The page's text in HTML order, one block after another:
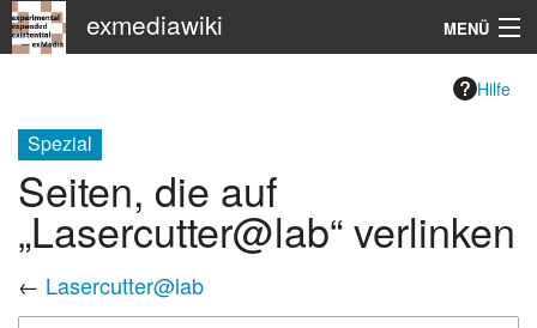
exmediawiki MENÜ
KHM
Suche
Hilfe
Spezial
Seiten, die auf
„Lasercutter@lab“ verlinken
← Lasercutter@lab